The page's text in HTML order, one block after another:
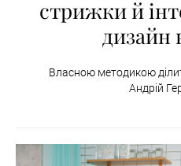
стрижки й
дизайн
Власною методикою
Андрій